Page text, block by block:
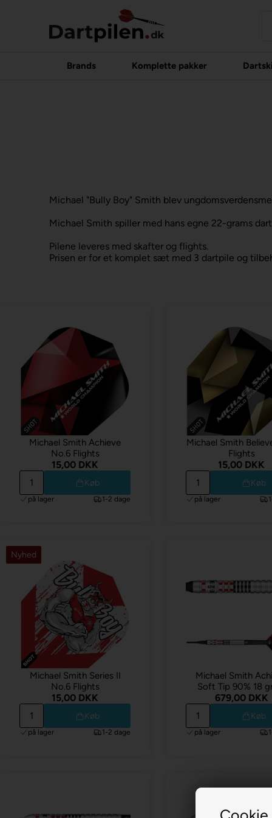
Brands Komplette pakker
Michael "Bully Boy" Smith blev
Michael Smith spiller med hans egne 22-grams
Pilene leveres med skafter og flights.
Prisen er for et komplet sæt med 3 dartpile og
Michael Smith Achieve
No.6 Flights
15,00 DKK
Køb
på lager 1-2 dage
Michael Smith
Flights
15,00 DKK
Køb
på lager
Nyhed
Michael Smith Series II
No.6 Flights
15,00 DKK
Køb
på lager 1-2 dage
Michael Smith
Soft Tip 90% 18
679,00 DKK
Køb
på lager